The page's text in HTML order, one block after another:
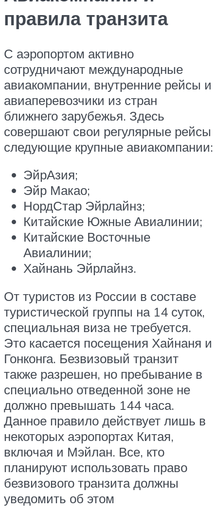
правила транзита
С аэропортом активно
сотрудничают международные
авиакомпании, внутренние рейсы и
авиаперевозчики из стран
ближнего зарубежья. Здесь
совершают свои регулярные рейсы
следующие крупные авиакомпании:
ЭйрАзия;
Эйр Макао;
НордСтар Эйрлайнз;
Китайские Южные Авиалинии;
Китайские Восточные
Авиалинии;
Хайнань Эйрлайнз.
От туристов из России в составе
туристической группы на 14 суток,
специальная виза не требуется.
Это касается посещения Хайнаня и
Гонконга. Безвизовый транзит
также разрешен, но пребывание в
специально отведенной зоне не
должно превышать 144 часа.
Данное правило действует лишь в
некоторых аэропортах Китая,
включая и Мэйлан. Все, кто
планируют использовать право
безвизового транзита должны
уведомить об этом